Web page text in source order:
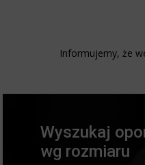
Informujemy, że
Wyszukaj
wg rozmiaru